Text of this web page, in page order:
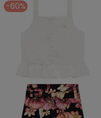
-60%